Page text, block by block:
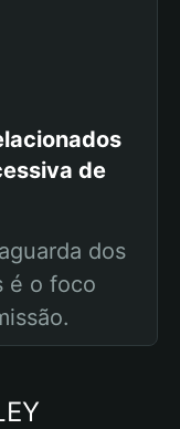
de
dos
é o foco